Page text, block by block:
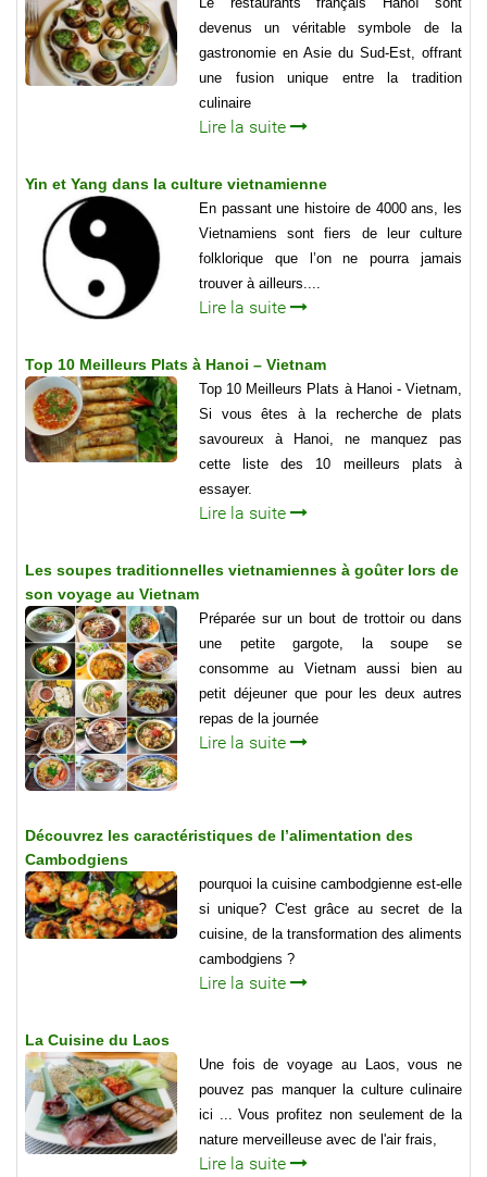
devenus un véritable symbole de la
gastronomie en Asie du Sud-Est, offrant
une fusion unique entre la tradition
culinaire
Lire la suite
Yin et Yang dans la culture vietnamienne
En passant une histoire de 4000 ans, les
Vietnamiens sont fiers de leur culture
folklorique que l’on ne pourra jamais
trouver à ailleurs....
Lire la suite
Top 10 Meilleurs Plats à Hanoi – Vietnam
Top 10 Meilleurs Plats à Hanoi - Vietnam,
Si vous êtes à la recherche de plats
savoureux à Hanoi, ne manquez pas
cette liste des 10 meilleurs plats à
essayer.
Lire la suite
Les soupes traditionnelles vietnamiennes à goûter lors de
son voyage au Vietnam
Préparée sur un bout de trottoir ou dans
une petite gargote, la soupe se
consomme au Vietnam aussi bien au
petit déjeuner que pour les deux autres
repas de la journée
Lire la suite
Découvrez les caractéristiques de l’alimentation des
Cambodgiens
pourquoi la cuisine cambodgienne est-elle
si unique? C'est grâce au secret de la
cuisine, de la transformation des aliments
cambodgiens ?
Lire la suite
La Cuisine du Laos
Une fois de voyage au Laos, vous ne
pouvez pas manquer la culture culinaire
ici ... Vous profitez non seulement de la
nature merveilleuse avec de l'air frais,
Lire la suite